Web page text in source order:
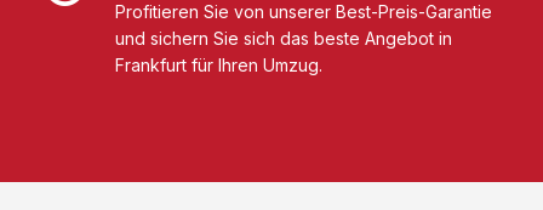
Profitieren Sie von unserer Best-Preis-Garantie
und sichern Sie sich das beste Angebot in
Frankfurt für Ihren Umzug.